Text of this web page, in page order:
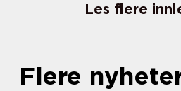
Les flere
Flere